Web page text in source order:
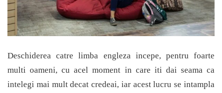
Deschiderea catre limba engleza incepe, pentru foarte
multi oameni, cu acel moment in care iti dai seama ca
intelegi mai mult decat credeai, iar acest lucru se intampla